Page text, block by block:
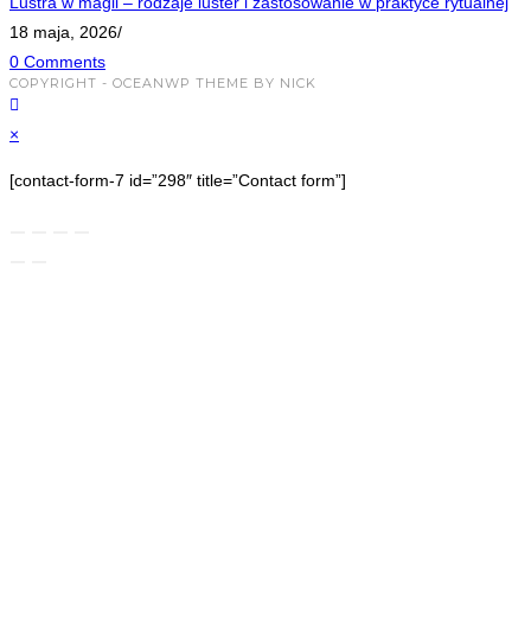
18 maja, 2026/
0 Comments
COPYRIGHT - OCEANWP THEME BY NICK
×
[contact-form-7 id=”298″ title=”Contact form”]